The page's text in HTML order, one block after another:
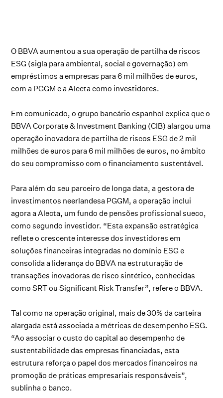
O BBVA aumentou a sua operação de partilha de riscos
ESG (sigla para ambiental, social e governação) em
empréstimos a empresas para 6 mil milhões de euros,
com a PGGM e a Alecta como investidores.
Em comunicado, o grupo bancário espanhol explica que o
BBVA Corporate & Investment Banking (CIB) alargou uma
operação inovadora de partilha de riscos ESG de 2 mil
milhões de euros para 6 mil milhões de euros, no âmbito
do seu compromisso com o financiamento sustentável.
Para além do seu parceiro de longa data, a gestora de
investimentos neerlandesa PGGM, a operação inclui
agora a Alecta, um fundo de pensões profissional sueco,
como segundo investidor. “Esta expansão estratégica
reflete o crescente interesse dos investidores em
soluções financeiras integradas no domínio ESG e
consolida a liderança do BBVA na estruturação de
transações inovadoras de risco sintético, conhecidas
como SRT ou Significant Risk Transfer”, refere o BBVA.
Tal como na operação original, mais de 30% da carteira
alargada está associada a métricas de desempenho ESG.
“Ao associar o custo do capital ao desempenho de
sustentabilidade das empresas financiadas, esta
estrutura reforça o papel dos mercados financeiros na
promoção de práticas empresariais responsáveis”,
sublinha o banco.